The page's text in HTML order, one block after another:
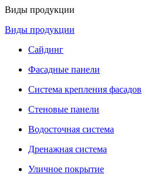
Виды продукции
Виды продукции
Сайдинг
Фасадные панели
Система крепления фасадов
Стеновые панели
Водосточная система
Дренажная система
Уличное покрытие